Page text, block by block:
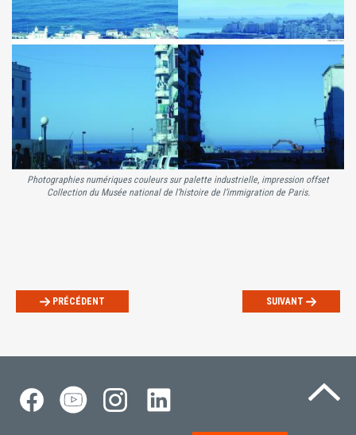
Photographies numériques couleurs sur palette industrielle, impression offset
Collection du Musée national de l’histoire de l’immigration de Paris.
PRÉCÉDENT SUIVANT